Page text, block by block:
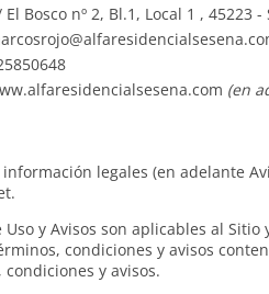
El Bosco nº 2, Bl.1, Local 1 , 45223 -
(en
legales (en adelante
Uso y Avisos son aplicables al
condiciones y avisos
y avisos.